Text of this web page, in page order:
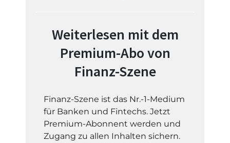
Weiterlesen mit dem
Premium-Abo von
Finanz-Szene
Finanz-Szene ist das Nr.-1-Medium
für Banken und Fintechs. Jetzt
Premium-Abonnent werden und
Zugang zu allen Inhalten sichern.